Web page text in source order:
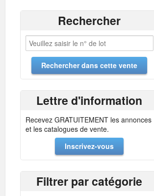
Rechercher
Lettre d'information
Recevez GRATUITEMENT les annonces
et les catalogues de vente.
Inscrivez-vous
Filtrer par catégorie